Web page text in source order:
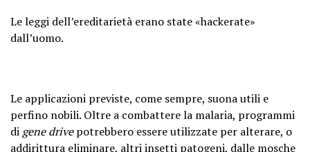
Le leggi dell’ereditarietà erano state «hackerate»
dall’uomo.
Le applicazioni previste, come sempre, suona utili e
perfino nobili. Oltre a combattere la malaria, programmi
di gene drivepotrebbero essere utilizzate per alterare, o
addirittura eliminare, altri insetti patogeni, dalle mosche